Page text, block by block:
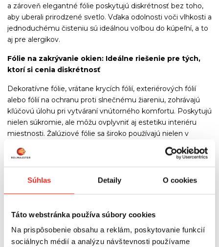
Súhlas Detaily O cookies
Táto webstránka používa súbory cookies
Na prispôsobenie obsahu a reklám, poskytovanie funkcií
sociálnych médií a analýzu návštevnosti používame
a zároveň elegantné fólie poskytujú diskrétnosť bez toho,
aby uberali prirodzené svetlo. Vďaka odolnosti voči vlhkosti a
jednoduchému čisteniu sú ideálnou voľbou do kúpeľní, a to
aj pre alergikov.
Fólie na zakrývanie okien: Ideálne riešenie pre tých,
ktorí si cenia diskrétnosť
Dekoratívne fólie, vrátane krycích fólií, exteriérových fólií
alebo fólií na ochranu proti slnečnému žiareniu, zohrávajú
kľúčovú úlohu pri vytváraní vnútorného komfortu. Poskytujú
nielen súkromie, ale môžu ovplyvniť aj estetiku interiéru
miestnosti. Žalúziové fólie sa široko používajú nielen v
domácnostiach, ale aj v kanceláriách alebo lekárskych
ordináciách, kde je súkromie mimoriadne dôležité.
Ceny fólií na okenné sklo v internetovom obchode:
kde nájdete najlepšie ponuky?
ponukám v internetových obchodoch. V mnohých
prípadoch môžete nájsť atraktívne akcie alebo výpredaje.
Náš internetový obchod ponúka široký sortiment produktov